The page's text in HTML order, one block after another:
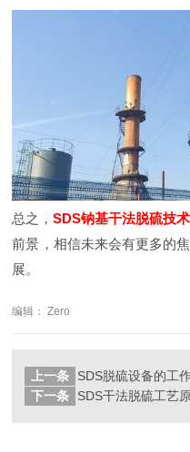
总之，SDS钠基干法脱硫技术
前景，相信未来会有更多的
展。
编辑： Zero
上一条
下一条
SDS干法脱硫工艺